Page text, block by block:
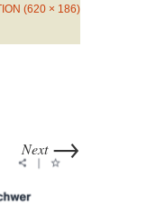
(620 × 186)
Next →